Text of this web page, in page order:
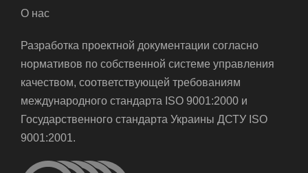
О нас
Разработка проектной документации согласно
нормативов по собственной системе управления
качеством, соответствующей требованиям
международного стандарта ISO 9001:2000 и
Государственного стандарта Украины ДСТУ ISO
9001:2001.